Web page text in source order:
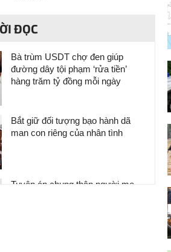
ĐỌC
Bà trùm USDT chợ đen giúp
đường dây tội phạm ‘rửa tiền’
hàng trăm tỷ đồng mỗi ngày
Bắt giữ đối tượng bạo hành dã
man con riêng của nhân tình
Tuyên án chung thân người mẹ